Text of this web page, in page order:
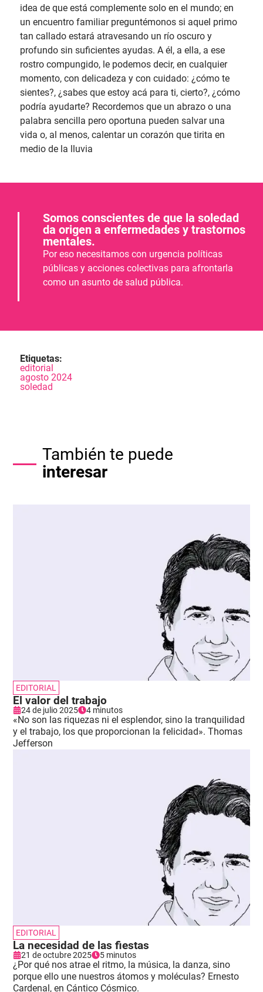
idea de que está complemente solo en el mundo; en
un encuentro familiar preguntémonos si aquel primo
tan callado estará atravesando un río oscuro y
profundo sin suficientes ayudas. A él, a ella, a ese
rostro compungido, le podemos decir, en cualquier
momento, con delicadeza y con cuidado: ¿cómo te
sientes?, ¿sabes que estoy acá para ti, cierto?, ¿cómo
podría ayudarte? Recordemos que un abrazo o una
palabra sencilla pero oportuna pueden salvar una
vida o, al menos, calentar un corazón que tirita en
medio de la lluvia
Somos conscientes de que la soledad
da origen a enfermedades y trastornos
mentales.
Por eso necesitamos con urgencia políticas
públicas y acciones colectivas para afrontarla
como un asunto de salud pública.
Etiquetas:
editorial
agosto 2024
soledad
También te puede
interesar
EDITORIAL
El valor del trabajo
24 de julio 2025 4 minutos
«No son las riquezas ni el esplendor, sino la tranquilidad
y el trabajo, los que proporcionan la felicidad». Thomas
Jefferson
EDITORIAL
La necesidad de las fiestas
21 de octubre 2025 5 minutos
¿Por qué nos atrae el ritmo, la música, la danza, sino
porque ello une nuestros átomos y moléculas? Ernesto
Cardenal, en Cántico Cósmico.